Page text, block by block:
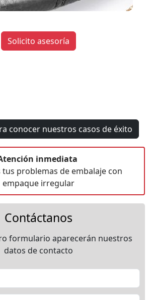
Solicito asesoría
Da clic aquí para conocer nuestros casos de éxito
inmediata
tus problemas de embalaje con
empaque irregular
Contáctanos
formulario aparecerán nuestros
datos de contacto